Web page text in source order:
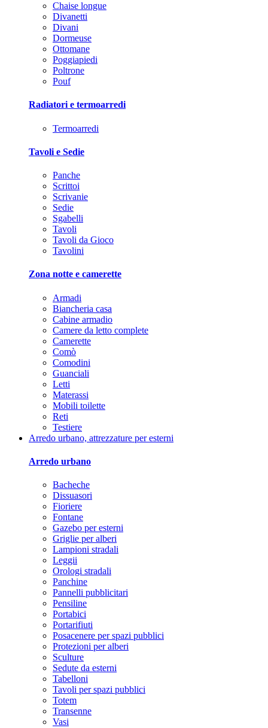
Chaise longue
Divanetti
Divani
Dormeuse
Ottomane
Poggiapiedi
Poltrone
Pouf
Radiatori e termoarredi
Termoarredi
Tavoli e Sedie
Panche
Scrittoi
Scrivanie
Sedie
Sgabelli
Tavoli
Tavoli da Gioco
Tavolini
Zona notte e camerette
Armadi
Biancheria casa
Cabine armadio
Camere da letto complete
Camerette
Comò
Comodini
Guanciali
Letti
Materassi
Mobili toilette
Reti
Testiere
Arredo urbano, attrezzature per esterni
Arredo urbano
Bacheche
Dissuasori
Fioriere
Fontane
Gazebo per esterni
Griglie per alberi
Lampioni stradali
Leggii
Orologi stradali
Panchine
Pannelli pubblicitari
Pensiline
Portabici
Portarifiuti
Posacenere per spazi pubblici
Protezioni per alberi
Sculture
Sedute da esterni
Tabelloni
Tavoli per spazi pubblici
Totem
Transenne
Vasi